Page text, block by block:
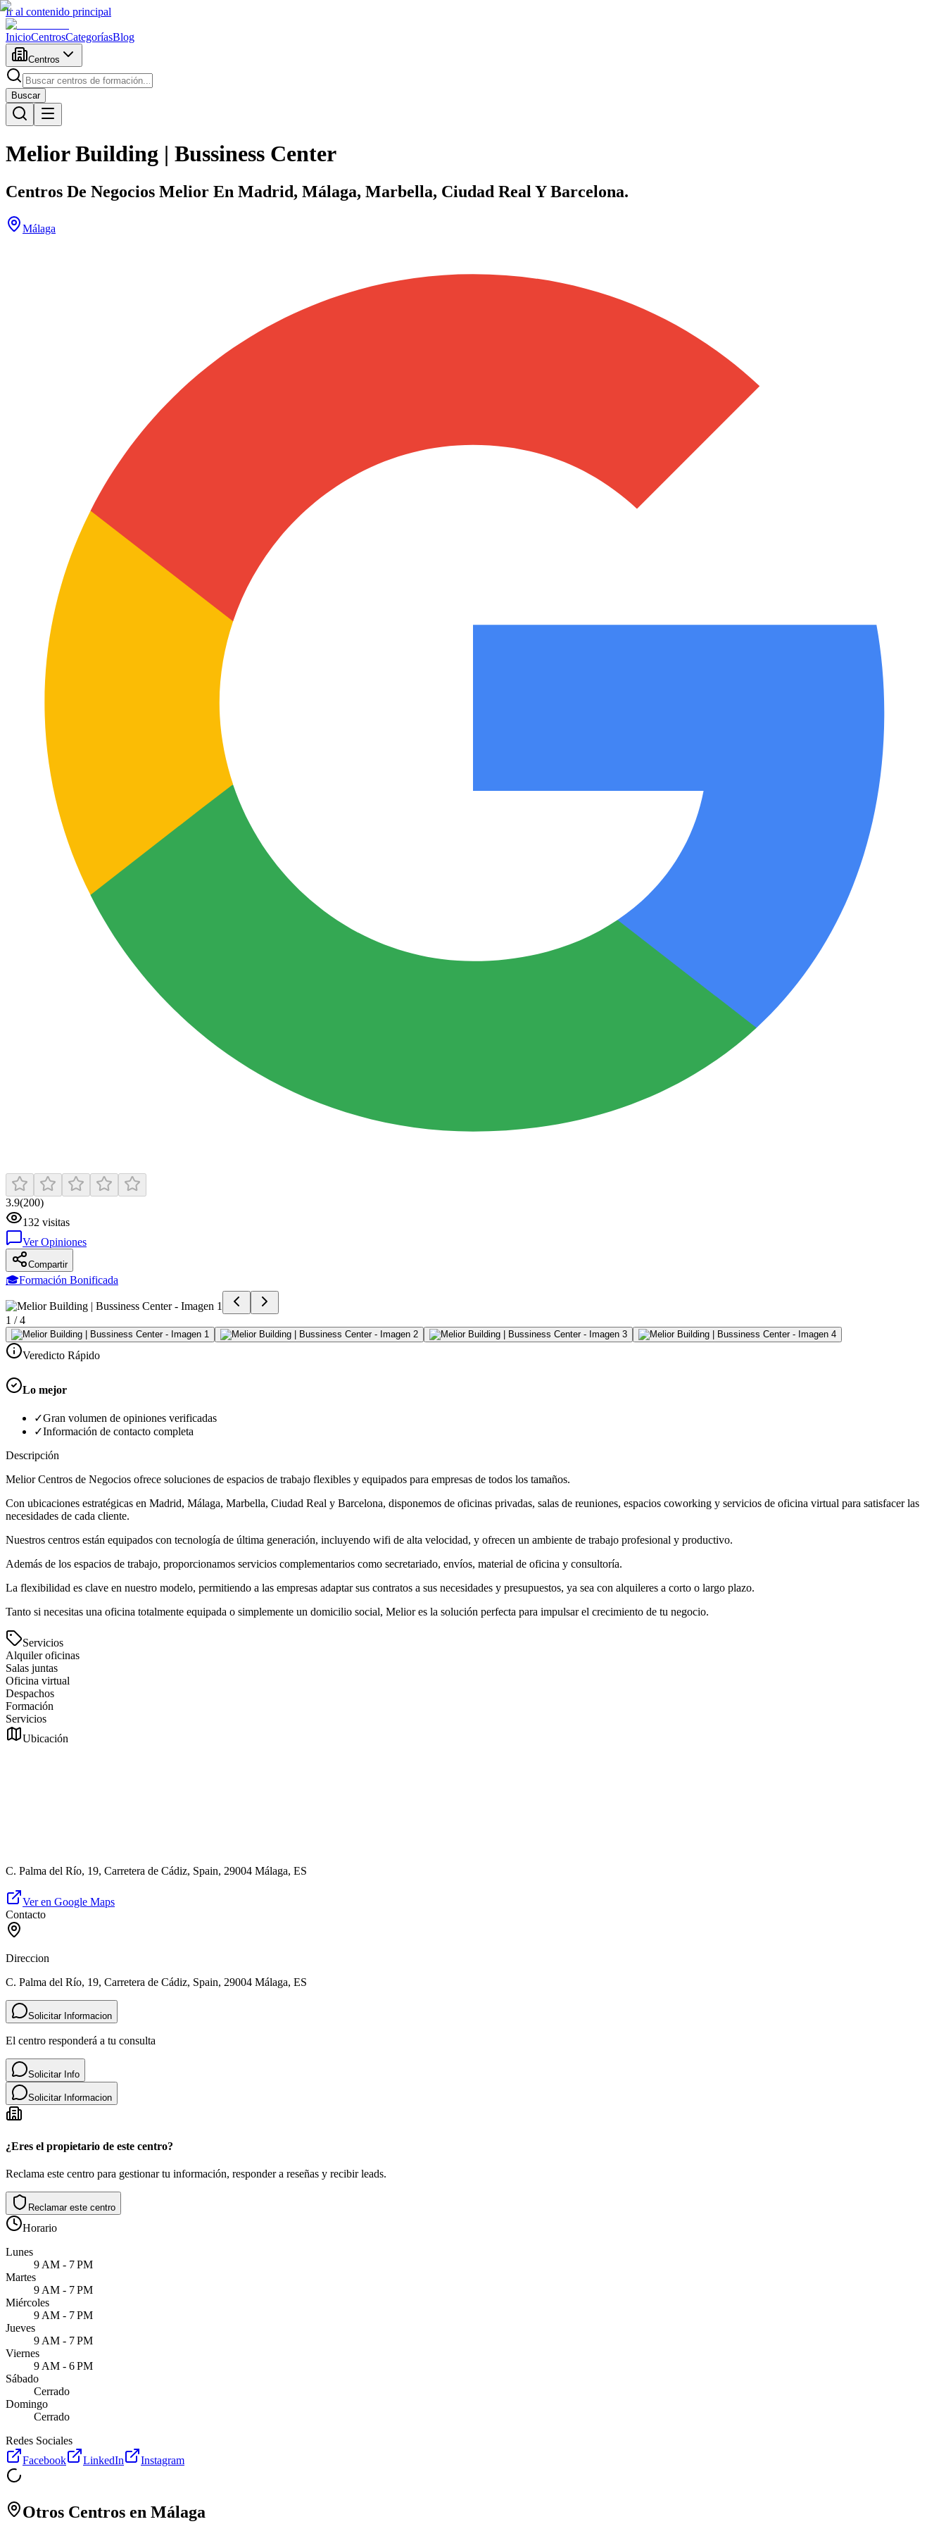
Ir al contenido principal
InicioCentrosCategoríasBlog
Centros
Buscar
Melior Building | Bussiness Center
Centros De Negocios Melior En Madrid, Málaga, Marbella, Ciudad Real Y Barcelona.
Málaga
3.9(200)
132 visitas
Ver Opiniones
Compartir
🎓Formación Bonificada
1 /4
Veredicto Rápido
Lo mejor
✓Gran volumen de opiniones verificadas
✓Información de contacto completa
Descripción
Melior Centros de Negocios ofrece soluciones de espacios de trabajo flexibles y equipados para empresas de todos los tamaños.
Con ubicaciones estratégicas en Madrid, Málaga, Marbella, Ciudad Real y Barcelona, disponemos de oficinas privadas, salas de reuniones, espacios coworking y servicios de oficina virtual para satisfacer las
necesidades de cada cliente.
Nuestros centros están equipados con tecnología de última generación, incluyendo wifi de alta velocidad, y ofrecen un ambiente de trabajo profesional y productivo.
Además de los espacios de trabajo, proporcionamos servicios complementarios como secretariado, envíos, material de oficina y consultoría.
La flexibilidad es clave en nuestro modelo, permitiendo a las empresas adaptar sus contratos a sus necesidades y presupuestos, ya sea con alquileres a corto o largo plazo.
Tanto si necesitas una oficina totalmente equipada o simplemente un domicilio social, Melior es la solución perfecta para impulsar el crecimiento de tu negocio.
Servicios
Alquiler oficinas
Salas juntas
Oficina virtual
Despachos
Formación
Servicios
Ubicación
C. Palma del Río, 19, Carretera de Cádiz, Spain, 29004 Málaga, ES
Ver en Google Maps
Contacto
Direccion
C. Palma del Río, 19, Carretera de Cádiz, Spain, 29004 Málaga, ES
Solicitar Informacion
El centro responderá a tu consulta
Solicitar Info
Solicitar Informacion
¿Eres el propietario de este centro?
Reclama este centro para gestionar tu información, responder a reseñas y recibir leads.
Reclamar este centro
Horario
Lunes
9 AM - 7 PM
Martes
9 AM - 7 PM
Miércoles
9 AM - 7 PM
Jueves
9 AM - 7 PM
Viernes
9 AM - 6 PM
Sábado
Cerrado
Domingo
Cerrado
Redes Sociales
Facebook
LinkedIn Instagram
Otros Centros en Málaga